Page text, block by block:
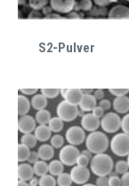
S2-Pulver